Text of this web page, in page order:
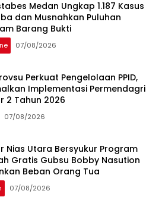
Medan Ungkap 1.187 Kasus
dan Musnahkan Puluhan
Barang Bukti
07/08/2026
Perkuat Pengelolaan PPID,
Implementasi Permendagri
2 Tahun 2026
07/08/2026
Nias Utara Bersyukur Program
Gratis Gubsu Bobby Nasution
Beban Orang Tua
07/08/2026